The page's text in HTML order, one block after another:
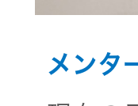
メンタ